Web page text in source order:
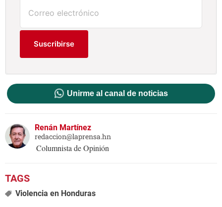
Suscribirse
Unirme al canal de noticias
Renán Martínez
redaccion@laprensa.hn
Columnista de Opinión
Violencia en Honduras